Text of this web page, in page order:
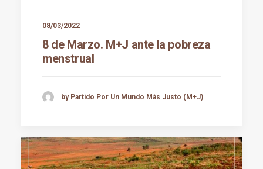
08/03/2022
8 de Marzo. M+J ante la pobreza
menstrual
by Partido Por Un Mundo Más Justo (M+J)